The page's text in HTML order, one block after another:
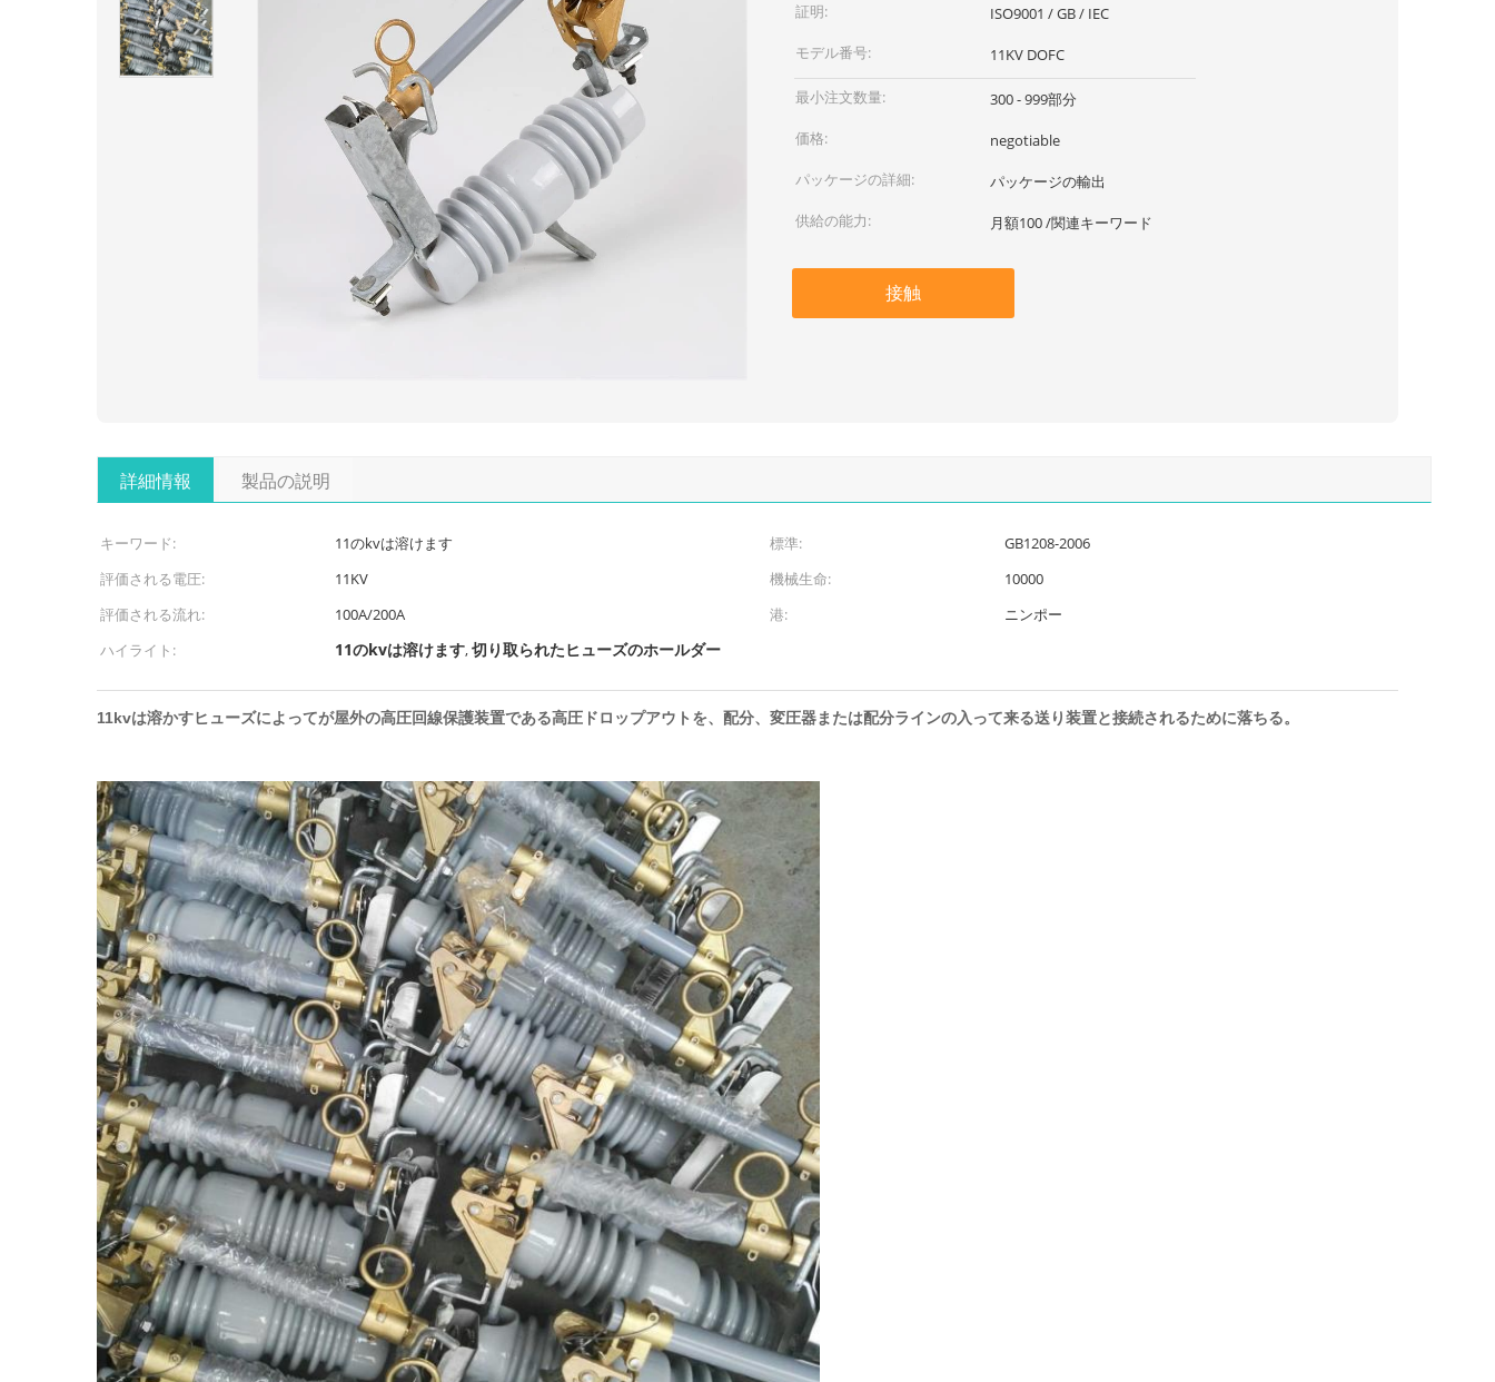
証明:
ISO9001 / GB / IEC
モデル番号:
11KV DOFC
最小注文数量:
300 - 999部分
価格:
negotiable
パッケージの詳細:
パッケージの輸出
供給の能力:
月額100 /関連キーワード
接触
詳細情報 製品の説明
キーワード: 11のkvは溶けます 標準:
GB1208-2006
評価される電圧:
11KV 機械生命:
10000
評価される流れ:
100A/200A 港:
ニンポー
ハイライト:
11のkvは溶けます,切り取られたヒューズのホールダー
11kvは溶かすヒューズによってが屋外の高圧回線保護装置である高圧ドロップアウトを、配分、変圧器または配分ラインの入って来る送り装置と接続されるために落ちる。